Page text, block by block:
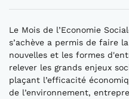
Le Mois de l’Economie
s’achève a permis de faire
nouvelles et les formes
relever les grands enjeux
plaçant l’efficacité
de l’environnement,